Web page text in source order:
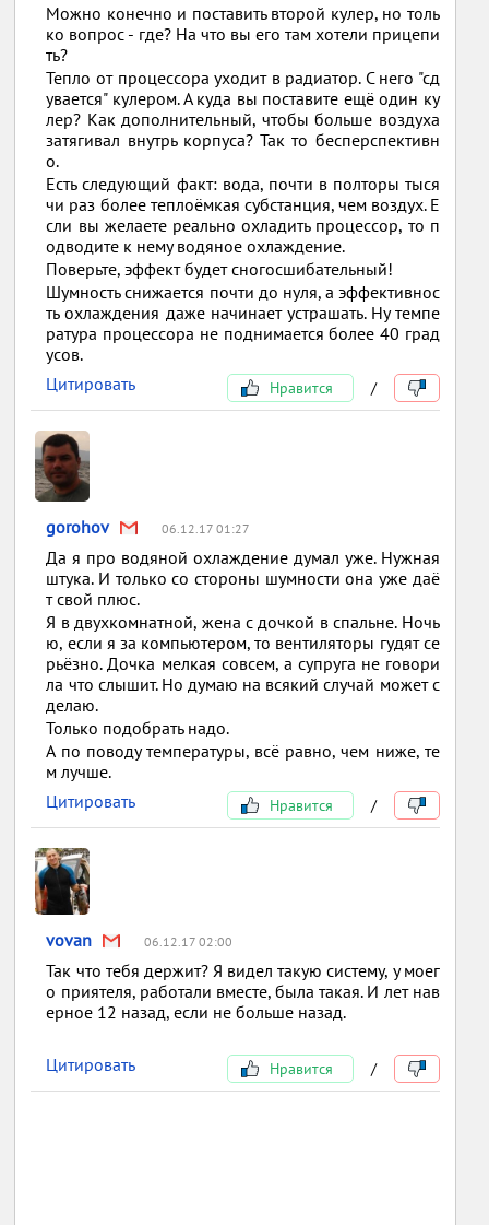
Можно конечно и поставить второй кулер, но толь
ко вопрос - где? На что вы его там хотели прицепи
ть?
Тепло от процессора уходит в радиатор. С него "сд
увается" кулером. А куда вы поставите ещё один ку
лер? Как дополнительный, чтобы больше воздуха
затягивал внутрь корпуса? Так то бесперспективн
о.
Есть следующий факт: вода, почти в полторы тыся
чи раз более теплоёмкая субстанция, чем воздух. Е
сли вы желаете реально охладить процессор, то п
одводите к нему водяное охлаждение.
Поверьте, эффект будет сногосшибательный!
Шумность снижается почти до нуля, а эффективнос
ть охлаждения даже начинает устрашать. Ну темпе
ратура процессора не поднимается более 40 град
усов.
Цитировать
Нравится /
gorohov 06.12.17 01:27
Да я про водяной охлаждение думал уже. Нужная
штука. И только со стороны шумности она уже даё
т свой плюс.
Я в двухкомнатной, жена с дочкой в спальне. Ночь
ю, если я за компьютером, то вентиляторы гудят се
рьёзно. Дочка мелкая совсем, а супруга не говори
ла что слышит. Но думаю на всякий случай может с
делаю.
Только подобрать надо.
А по поводу температуры, всё равно, чем ниже, те
м лучше.
Цитировать
Нравится /
vovan 06.12.17 02:00
Так что тебя держит? Я видел такую систему, у моег
о приятеля, работали вместе, была такая. И лет нав
ерное 12 назад, если не больше назад.
Цитировать Нравится /